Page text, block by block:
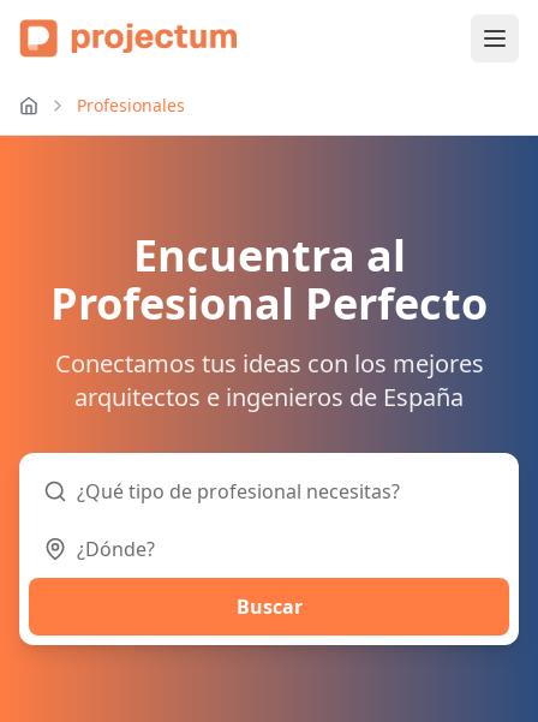
Profesionales
Encuentra al
Profesional Perfecto
Conectamos tus ideas con los mejores
arquitectos e ingenieros de España
Buscar